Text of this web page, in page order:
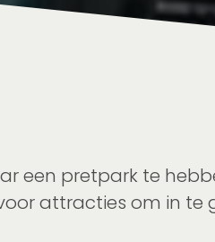
een pretpark te
attracties om in